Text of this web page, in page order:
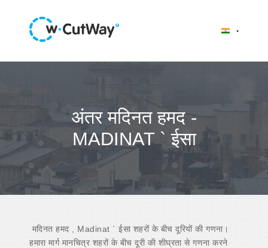
अंतर मदिनत हमद -
MADINAT ` ईसा
मदिनत हमद , Madinat ` ईसा शहरों के बीच दूरियों की गणना।
हमारा मार्ग मानचित्र शहरों के बीच दूरी की शीघ्रता से गणना करने